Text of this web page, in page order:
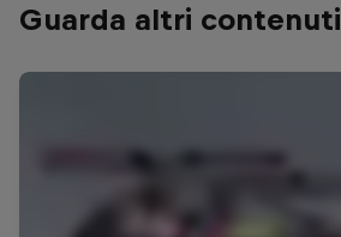
Guarda altri contenuti